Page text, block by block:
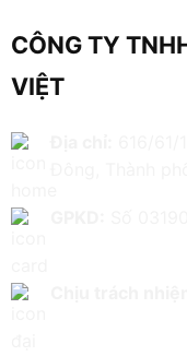
CÔNG TY
VIỆT